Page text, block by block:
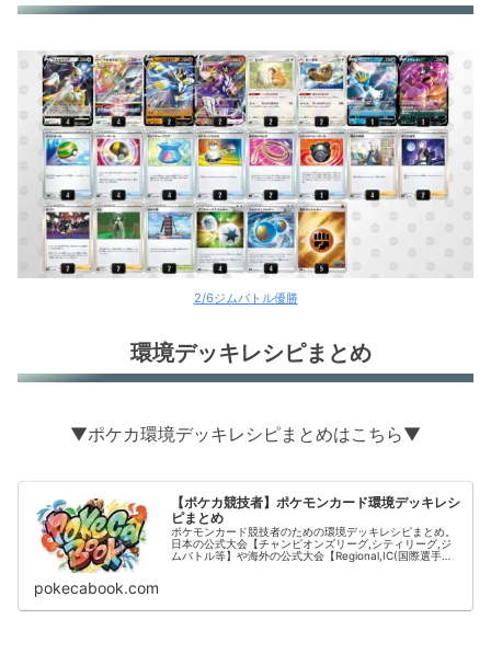
2/6ジムバトル優勝
環境デッキレシピまとめ
▼ポケカ環境デッキレシピまとめはこちら▼
【ポケカ競技者】ポケモンカード環境デッキレシ
ピまとめ
ポケモンカード競技者のための環境デッキレシピまとめ。
日本の公式大会【チャンピオンズリーグ,シティリーグ,ジ
ムバトル等】や海外の公式大会【Regional,IC(国際選手
pokecabook.com